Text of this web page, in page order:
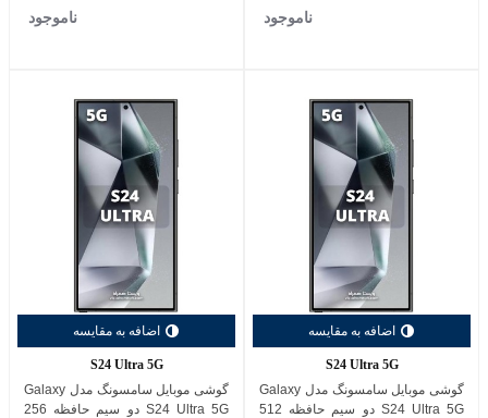
ناموجود ناموجود
اضافه به مقایسه
S24 Ultra 5G
گوشی موبایل سامسونگ مدل Galaxy
S24 Ultra 5G دو سیم حافظه 512
اضافه به مقایسه
S24 Ultra 5G
گوشی موبایل سامسونگ مدل Galaxy
S24 Ultra 5G دو سیم حافظه 256